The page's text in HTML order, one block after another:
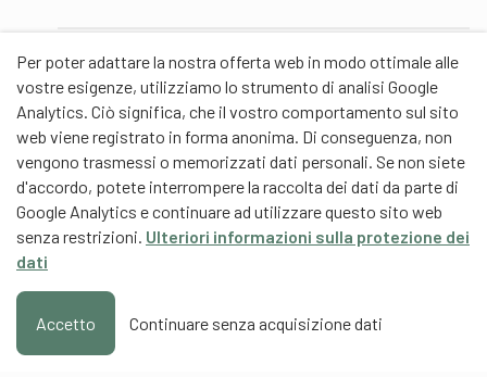
Per poter adattare la nostra offerta web in modo ottimale alle
vostre esigenze, utilizziamo lo strumento di analisi Google
Analytics. Ciò significa, che il vostro comportamento sul sito
web viene registrato in forma anonima. Di conseguenza, non
vengono trasmessi o memorizzati dati personali. Se non siete
d'accordo, potete interrompere la raccolta dei dati da parte di
Google Analytics e continuare ad utilizzare questo sito web
senza restrizioni. Ulteriori informazioni sulla protezione dei
dati
Accetto Continuare senza acquisizione dati
Partner
Partner di contenuti
Scuola universitaria federale dello Sport Macolin